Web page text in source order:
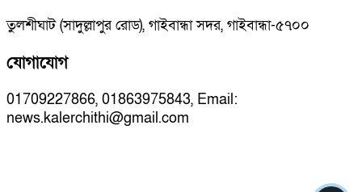
তুলশীঘাট (সাদুল্লাপুর রোড), গাইবান্ধা সদর, গাইবান্ধা-৫৭০০
যোগাযোগ
01709227866, 01863975843, Email:
news.kalerchithi@gmail.com